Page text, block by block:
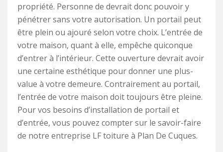
propriété. Personne de devrait donc pouvoir y
pénétrer sans votre autorisation. Un portail peut
être plein ou ajouré selon votre choix. L’entrée de
votre maison, quant à elle, empêche quiconque
d’entrer à l’intérieur. Cette ouverture devrait avoir
une certaine esthétique pour donner une plus-
value à votre demeure. Contrairement au portail,
l’entrée de votre maison doit toujours être pleine.
Pour vos besoins d’installation de portail et
d’entrée, vous pouvez compter sur le savoir-faire
de notre entreprise LF toiture à Plan De Cuques.